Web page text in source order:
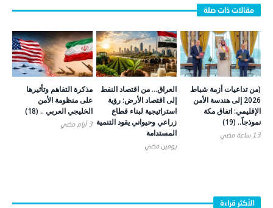
(من تداعيات أزمة شباط
2026 إلى هندسة الأمن
الإقليمي: اتفاق مكة
نموذجاً.. (19)
13 ساعة ‎مضي
العراق… من اقتصاد النفط
إلى اقتصاد الأرض: رؤية
استراتيجية لبناء قطاع
زراعي وحيواني يقود التنمية
المستدامة
يومين ‎مضي
مذكرة التفاهم وتأثيرها
على منظومة الأمن
الخليجي العربي .. (18)
3 أيام ‎مضي
الأكثر قراءة